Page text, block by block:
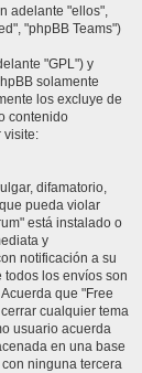
adelante "ellos",
"phpBB Teams")
"GPL") y
solamente
los excluye de
contenido
visite:
difamatorio,
pueda violar
está instalado o
y
notificación a su
todos los envíos son
que "Free
cualquier tema
usuario acuerda
en una base
ninguna tercera